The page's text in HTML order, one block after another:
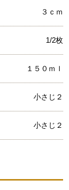
３ｃｍ
1/2枚
１５０ｍｌ
小さじ２
小さじ２